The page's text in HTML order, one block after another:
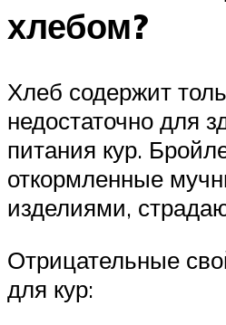
хлебом?
Хлеб содержит
недостаточно для
питания кур.
откормленные
изделиями,
Отрицательные
для кур: